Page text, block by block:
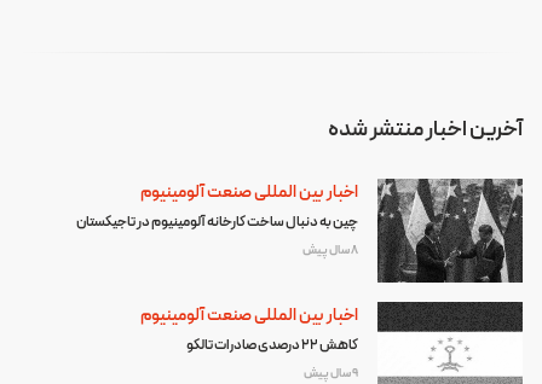
آخرین اخبار منتشر شده
اخبار بین المللی صنعت آلومینیوم
چین به دنبال ساخت کارخانه آلومینیوم در تاجیکستان
8 سال پیش
اخبار بین المللی صنعت آلومینیوم
کاهش 22 درصدی صادرات تالکو
9 سال پیش